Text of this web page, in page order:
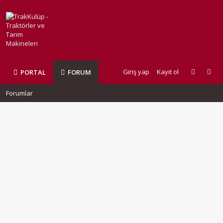
PORTAL FORUM Giriş yap Kayıt ol
Forumlar